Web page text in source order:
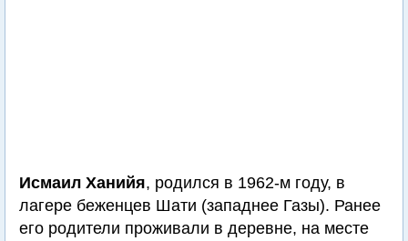
Исмаил Ханийя, родился в 1962-м году, в
лагере беженцев Шати (западнее Газы). Ранее
его родители проживали в деревне, на месте